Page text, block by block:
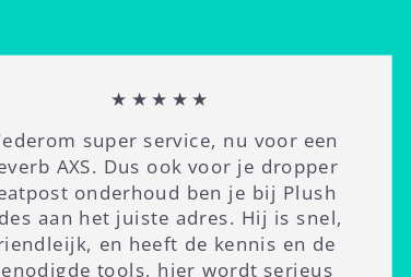
★★★★★
super service, nu voor een
AXS. Dus ook voor je dropper
onderhoud ben je bij Plush
aan het juiste adres. Hij is snel,
en heeft de kennis en de
tools, hier wordt serieus